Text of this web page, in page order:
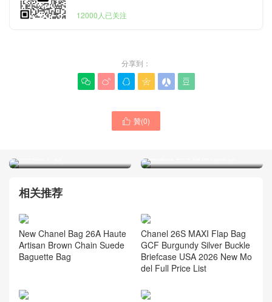
12000人已关注
分享到：
     
 贊(0)
Chanel香奈兒新品女士手袋
旗艦店 26s 鏈條化妝包
相关推荐
New Chanel Bag 26A Haute
Artisan Brown Chain Suede
Baguette Bag
Chanel 26S MAXI Flap Bag
GCF Burgundy Silver Buckle
Briefcase USA 2026 New Mo
del Full Price List